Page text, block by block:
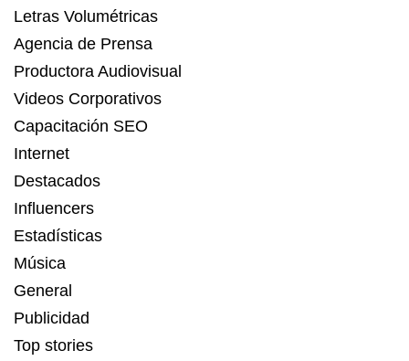
Letras Volumétricas
Agencia de Prensa
Productora Audiovisual
Videos Corporativos
Capacitación SEO
Internet
Destacados
Influencers
Estadísticas
Música
General
Publicidad
Top stories